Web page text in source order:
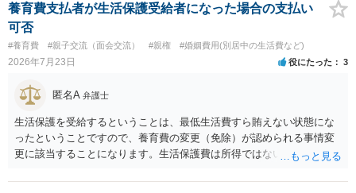
養育費支払者が生活保護受給者になった場合の支払い
可否
#養育費 #親子交流（面会交流） #親権 #婚姻費用(別居中の生活費など)
2026年7月23日 役にたった 3
匿名A 弁護士
生活保護を受給するということは、最低生活費すら賄えない状態にな
ったということですので、養育費の変更（免除）が認められる事情変
更に該当することになります。生活保護費は所得ではないので、「保
支払った場合に返還請求権が認められたり役所から何らかのペナルテ